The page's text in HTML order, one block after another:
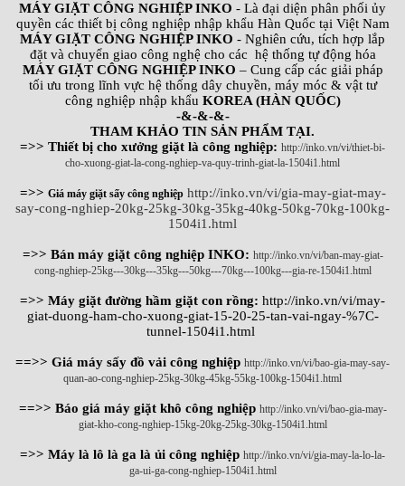
MÁY GIẶT CÔNG NGHIỆP INKO - Là đại diện phân phối ủy
quyền các thiết bị công nghiệp nhập khẩu Hàn Quốc tại Việt Nam
MÁY GIẶT CÔNG NGHIỆP INKO - Nghiên cứu, tích hợp lắp
đặt và chuyển giao công nghệ cho các hệ thống tự động hóa
MÁY GIẶT CÔNG NGHIỆP INKO – Cung cấp các giải pháp
tối ưu trong lĩnh vực hệ thống dây chuyền, máy móc & vật tư
công nghiệp nhập khẩu KOREA (HÀN QUỐC)
-&-&-&-
THAM KHẢO TIN SẢN PHẨM TẠI.
=>> Thiết bị cho xưởng giặt là công nghiệp: http://inko.vn/vi/thiet-bi-
cho-xuong-giat-la-cong-nghiep-va-quy-trinh-giat-la-1504i1.html
=>> Giá máy giặt sấy công nghiệp http://inko.vn/vi/gia-may-giat-may-
say-cong-nghiep-20kg-25kg-30kg-35kg-40kg-50kg-70kg-100kg-
1504i1.html
=>> Bán máy giặt công nghiệp INKO: http://inko.vn/vi/ban-may-giat-
cong-nghiep-25kg---30kg---35kg---50kg---70kg---100kg---gia-re-1504i1.html
=>> Máy giặt đường hầm giặt con rồng: http://inko.vn/vi/may-
giat-duong-ham-cho-xuong-giat-15-20-25-tan-vai-ngay-%7C-
tunnel-1504i1.html
==>> Giá máy sấy đồ vải công nghiệp http://inko.vn/vi/bao-gia-may-say-
quan-ao-cong-nghiep-25kg-30kg-45kg-55kg-100kg-1504i1.html
==>> Báo giá máy giặt khô công nghiệp http://inko.vn/vi/bao-gia-may-
giat-kho-cong-nghiep-15kg-20kg-25kg-30kg-1504i1.html
=>> Máy là lô là ga là ủi công nghiệp http://inko.vn/vi/gia-may-la-lo-la-
ga-ui-ga-cong-nghiep-1504i1.html